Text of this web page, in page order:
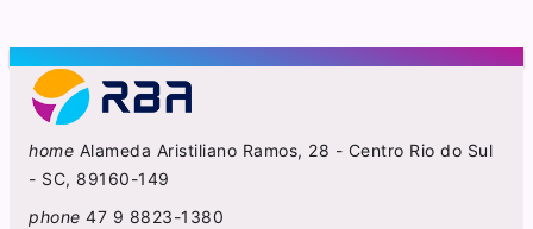
home Alameda Aristiliano Ramos, 28 - Centro Rio do Sul
- SC, 89160-149
phone 47 9 8823-1380